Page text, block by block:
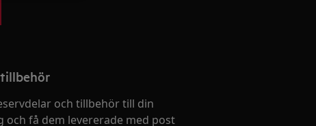
och tillbehör till din
och få dem levererade med post